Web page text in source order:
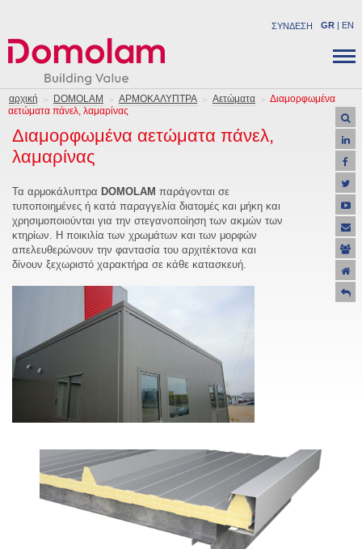
GR | EN
ΣΥΝΔΕΣΗ
ΔΟΜΙΚA ΠΡΟΪΟΝΤΑ
ΒΙΟΜΗΧΑΝΙΚΑ ΠΡΟΪΟΝΤΑ
ΛΥΣΕΙΣ
ΥΠΟΣΤΗΡΙΞΗ
ΠΡΟΣΦΟΡΕΣ
ΕΤΑΙΡΕΙΑ
ΝΕΑ
ΚΑΡΙΕΡΑ
αρχική DOMOLAM ΑΡΜΟΚΑΛΥΠΤΡΑ Αετώματα
Διαμορφωμένα
αετώματα πάνελ, λαμαρίνας
Διαμορφωμένα αετώματα πάνελ,
λαμαρίνας
Τα αρμοκάλυπτρα DOMOLAM παράγονται σε
τυποποιημένες ή κατά παραγγελία διατομές και μήκη και
χρησιμοποιούνται για την στεγανοποίηση των ακμών των
κτηρίων. Η ποικιλία των χρωμάτων και των μορφών
απελευθερώνουν την φαντασία του αρχιτέκτονα και
δίνουν ξεχωριστό χαρακτήρα σε κάθε κατασκευή.